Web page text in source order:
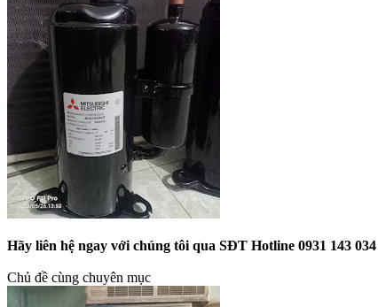
Hãy liên hệ ngay với chúng tôi qua SĐT Hotline 0931 143
Chủ đề cùng chuyên mục